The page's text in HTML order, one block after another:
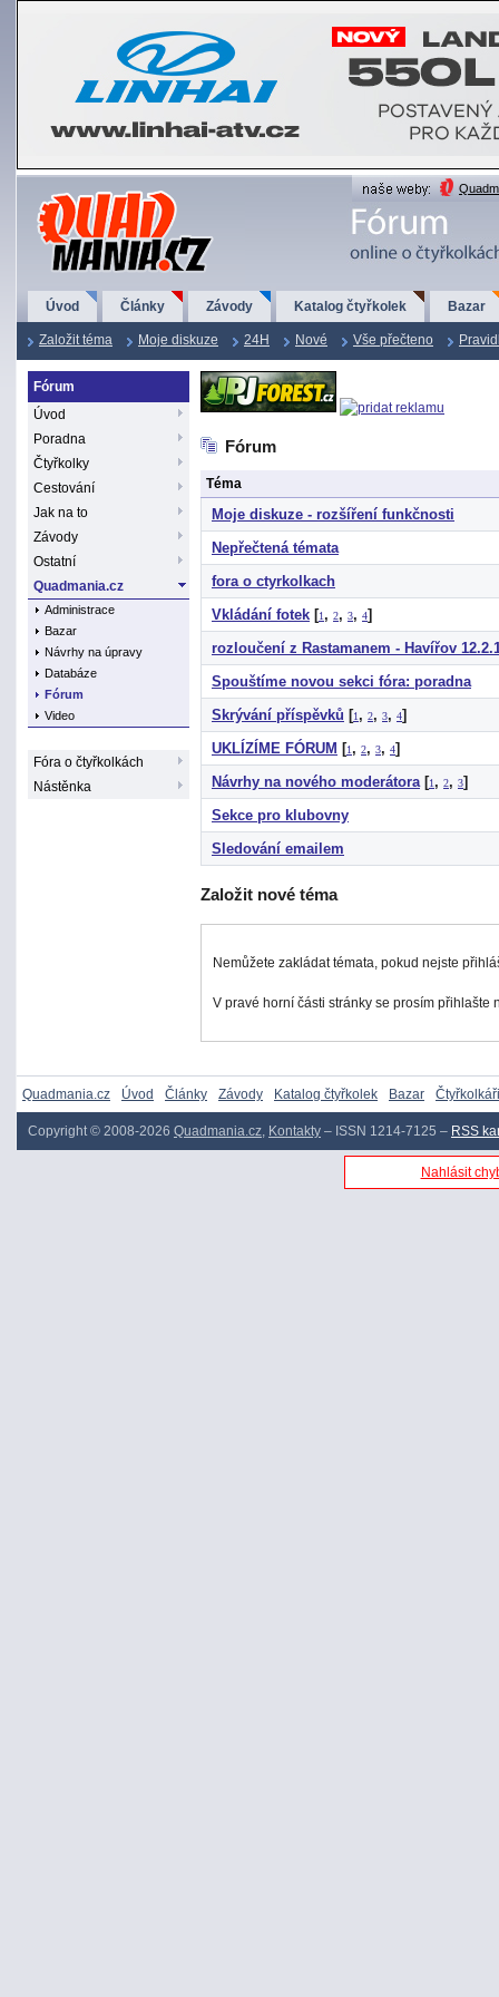
QuadMania.cz
Úvod Články Závody Katalog čtyřkolek Bazar
Založit téma Moje diskuze 24H Nové Vše přečteno
Fórum
Úvod
Poradna
Čtyřkolky
Cestování
Jak na to
Závody
Ostatní
Quadmania.cz
Administrace
Bazar
Návrhy na úpravy
Databáze
Fórum
Video
Fóra o čtyřkolkách
Nástěnka
Fórum
Téma
Moje diskuze - rozšíření funkčnosti
Nepřečtená témata
fora o ctyrkolkach
Vkládání fotek [1 , 2, 3, 4]
rozloučení z Rastamanem - Havířov
Spouštíme novou sekci fóra: poradna
Skrývání příspěvků [1 , 2, 3, 4]
UKLÍZÍME FÓRUM [1 , 2, 3, 4]
Návrhy na nového moderátora[1 , 2, 3]
Sekce pro klubovny
Sledování emailem
Založit nové téma
Nemůžete zakládat témata, pokud nejste
V pravé horní části stránky se prosím přihlašte
Quadmania.cz Úvod Články Závody Katalog čtyřkolek Bazar Čtyřkolkáři
Copyright © 2008-2026 Quadmania.cz, Kontakty – ISSN 1214-7125 – RSS
Nahlásit